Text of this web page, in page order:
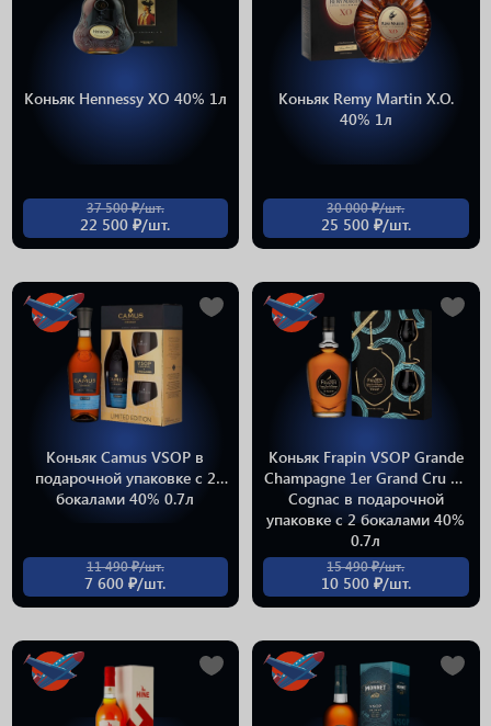
Коньяк Hennessy XO 40% 1л
37 500 ₽/шт.
22 500 ₽/шт.
Коньяк Remy Martin X.O.
40% 1л
30 000 ₽/шт.
25 500 ₽/шт.
Коньяк Camus VSOP в
подарочной упаковке с 2
бокалами 40% 0.7л
11 490 ₽/шт.
7 600 ₽/шт.
Коньяк Frapin VSOP Grande
Champagne 1er Grand Cru du
Cognac в подарочной
упаковке с 2 бокалами 40%
0.7л
15 490 ₽/шт.
10 500 ₽/шт.